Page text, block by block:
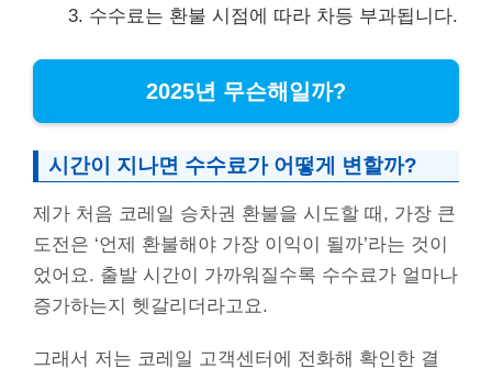
수수료는 환불 시점에 따라 차등 부과됩니다.
2025년 무슨해일까?
시간이 지나면 수수료가 어떻게 변할까?
제가 처음 코레일 승차권 환불을 시도할 때, 가장 큰
도전은 ‘언제 환불해야 가장 이익이 될까’라는 것이
었어요. 출발 시간이 가까워질수록 수수료가 얼마나
증가하는지 헷갈리더라고요.
그래서 저는 코레일 고객센터에 전화해 확인한 결